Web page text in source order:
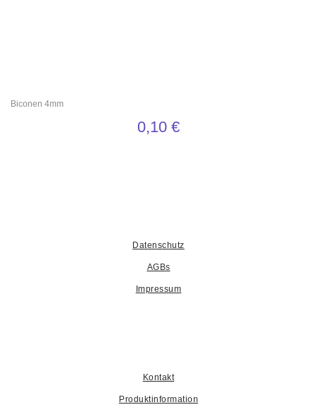
Biconen 4mm
0,10 €
Datenschutz
AGBs
Impressum
Kontakt
Produktinformation